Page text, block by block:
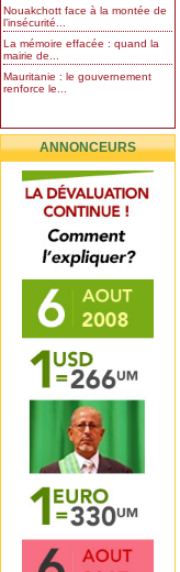
Nouakchott face à la montée de
l’insécurité...
La mémoire effacée : quand la
mairie de...
Mauritanie : le gouvernement
renforce le...
ANNONCEURS